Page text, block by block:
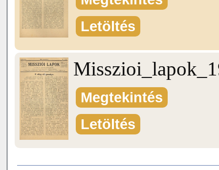
Letöltés
Megtekintés
Letöltés